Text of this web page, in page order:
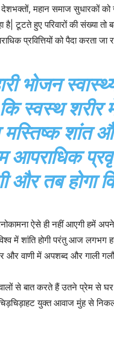
महान समाज सुधारकों
हुए परिवारों की संख्या तो
प्रवित्तियों को पैदा करता जा
भोजन
स्वस्थ शरीर
शांत
आपराधिक
और तब होगा
ऐसे ही नहीं आएगी हमें
में शांति होगी परंतु आज लगभग
और वाणी में अपशब्द और गाली
से बात करते हैं उतने प्रेम से
युक्त आवाज मुंह से